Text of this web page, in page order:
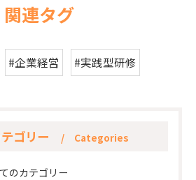
関連タグ
#企業経営 #実践型研修
ゴリー Categories
のカテゴリー